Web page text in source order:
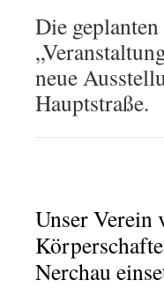
Die
neue
Hauptstraße.
Unser Verein
Nerchau